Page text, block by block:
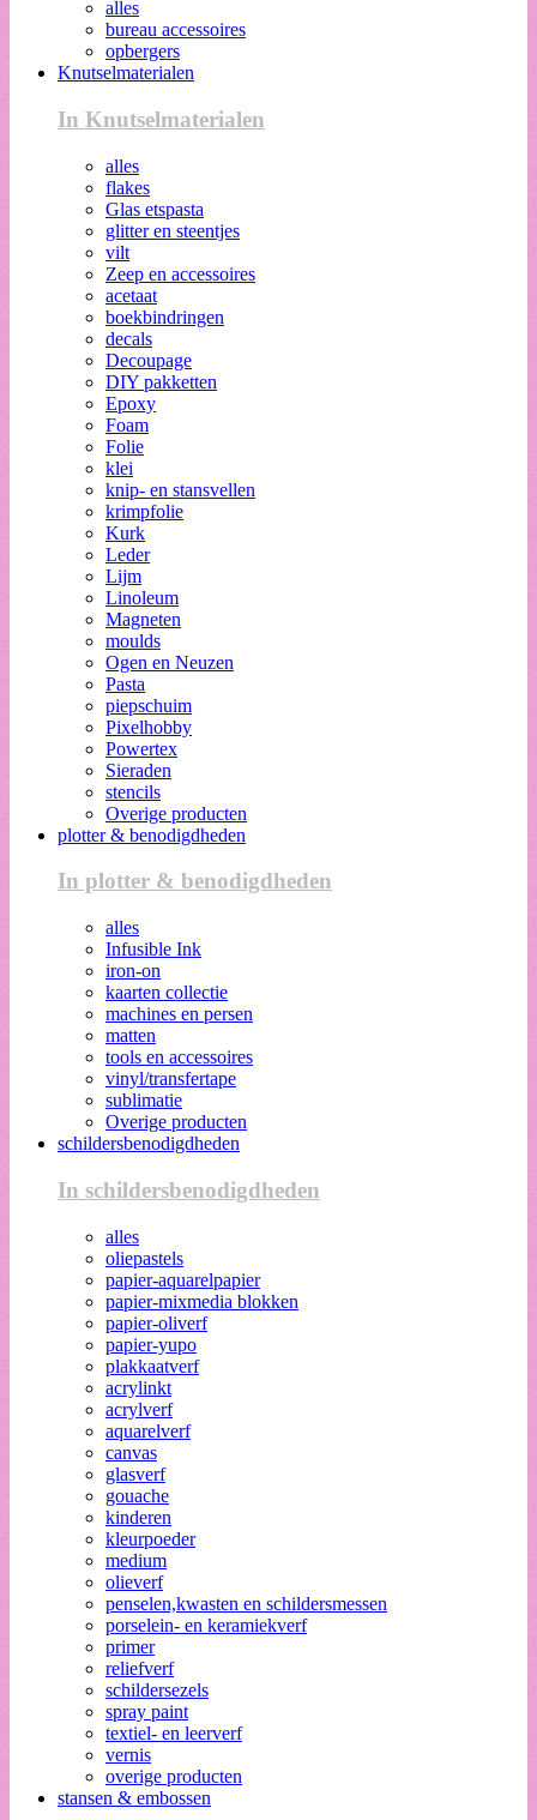
alles
bureau accessoires
opbergers
Knutselmaterialen
In Knutselmaterialen
alles
flakes
Glas etspasta
glitter en steentjes
vilt
Zeep en accessoires
acetaat
boekbindringen
decals
Decoupage
DIY pakketten
Epoxy
Foam
Folie
klei
knip- en stansvellen
krimpfolie
Kurk
Leder
Lijm
Linoleum
Magneten
moulds
Ogen en Neuzen
Pasta
piepschuim
Pixelhobby
Powertex
Sieraden
stencils
Overige producten
plotter & benodigdheden
In plotter & benodigdheden
alles
Infusible Ink
iron-on
kaarten collectie
machines en persen
matten
tools en accessoires
vinyl/transfertape
sublimatie
Overige producten
schildersbenodigdheden
In schildersbenodigdheden
alles
oliepastels
papier-aquarelpapier
papier-mixmedia blokken
papier-oliverf
papier-yupo
plakkaatverf
acrylinkt
acrylverf
aquarelverf
canvas
glasverf
gouache
kinderen
kleurpoeder
medium
olieverf
penselen,kwasten en schildersmessen
porselein- en keramiekverf
primer
reliefverf
schildersezels
spray paint
textiel- en leerverf
vernis
overige producten
stansen & embossen